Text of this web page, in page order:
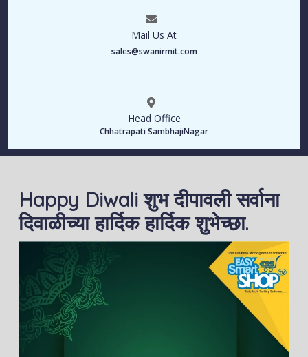
Mail Us At
sales@swanirmit.com
Head Office
Chhatrapati SambhajiNagar
Happy Diwali शुभ दीपावली सर्वाना
दिवाळीच्या हार्दिक हार्दिक शुभेच्छा.